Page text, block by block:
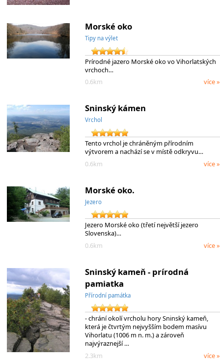
Morské oko
Tipy na výlet
Prírodné jazero Morské oko vo Vihorlatských
vrchoch…
0.6km
více »
Sninský kámen
Vrchol
Tento vrchol je chráněným přírodním
výtvorem a nachází se v místě odkryvu…
0.6km
více »
Morské oko.
Jezero
Jezero Morské oko (třetí největší jezero
Slovenska)…
0.6km
více »
Sninský kameň - prírodná
pamiatka
Přírodní památka
- chrání okolí vrcholu hory Sninský kameň,
která je čtvrtým nejvyšším bodem masívu
Vihorlatu (1006 m n. m.) a zároveň
najvýraznejší …
2.3km
více »